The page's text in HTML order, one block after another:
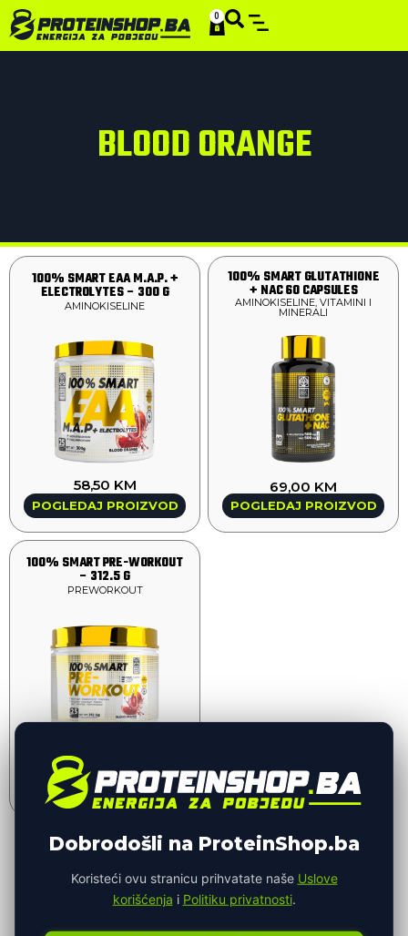
0
BLOOD ORANGE
100% SMART EAA M.A.P. +
ELECTROLYTES – 300 G
AMINOKISELINE
58,50 KM
POGLEDAJ PROIZVOD
100% SMART GLUTATHIONE
+ NAC 60 CAPSULES
AMINOKISELINE, VITAMINI I
MINERALI
69,00 KM
POGLEDAJ PROIZVOD
100% SMART PRE-WORKOUT
– 312.5 G
PREWORKOUT
55,00KM
POGLEDAJ PROIZVOD
Dobrodošli na ProteinShop.ba
Koristeći ovu stranicu prihvatate naše Uslove
korišćenja i Politiku privatnosti.